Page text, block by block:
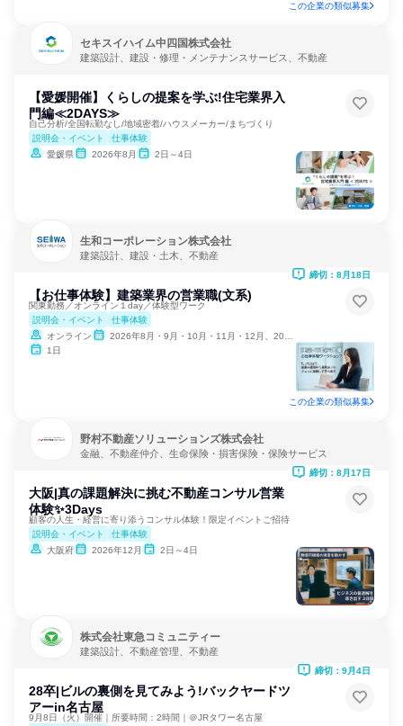
この企業の類似募集
セキスイハイム中四国株式会社
建築設計、建設・修理・メンテナンスサービス、不動産
【愛媛開催】くらしの提案を学ぶ!住宅業界入
門編≪2DAYS≫
自己分析/全国転勤なし/地域密着/ハウスメーカー/まちづくり
説明会・イベント
仕事体験
愛媛県
2026年8月 2日～4日
生和コーポレーション株式会社
建築設計、建設・土木、不動産
【お仕事体験】建築業界の営業職(文系)
関東勤務／オンライン１day／体験型ワーク
説明会・イベント
仕事体験
オンライン
2026年8月・9月・10月・11月・12月、2027年1月・2月
1日
締切：8月18日
この企業の類似募集
野村不動産ソリューションズ株式会社
金融、不動産仲介、生命保険・損害保険・保険サービス
大阪|真の課題解決に挑む不動産コンサル営業
体験✨️3Days
顧客の人生・経営に寄り添うコンサル体験！限定イベントご招待
説明会・イベント
仕事体験
大阪府
2026年12月 2日～4日
締切：8月17日
株式会社東急コミュニティー
建築設計、不動産管理、不動産
28卒|ビルの裏側を見てみよう!バックヤードツ
アーin名古屋
9月8日（火）開催｜所要時間：2時間｜＠JRタワー名古屋
締切：9月4日